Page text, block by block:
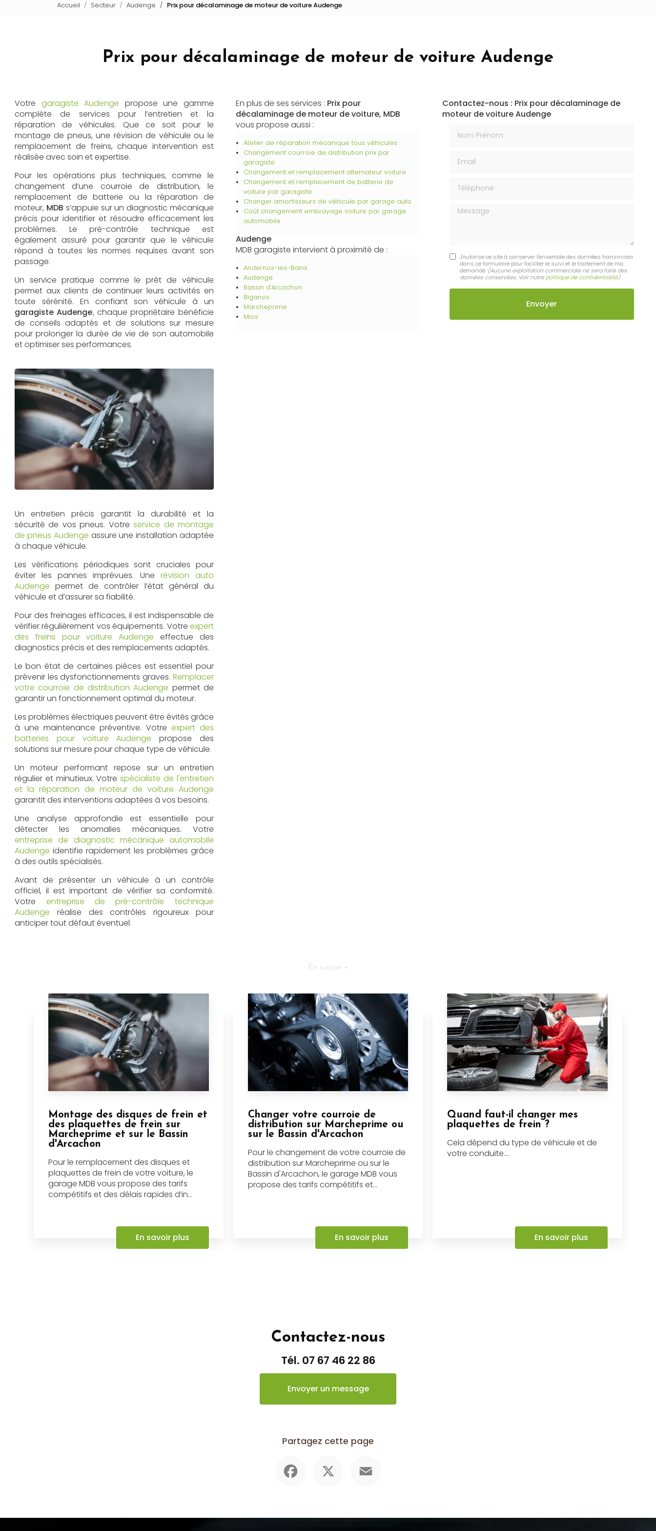
Recharge de climatisation
Accueil Secteur Audenge Prix pour décalaminage de moteur de voiture Audenge
Prix pour décalaminage de moteur de voiture Audenge
Votre garagiste Audenge propose une gamme
complète de services pour l’entretien et la
réparation de véhicules. Que ce soit pour le
montage de pneus, une révision de véhicule ou le
remplacement de freins, chaque intervention est
réalisée avec soin et expertise.
Pour les opérations plus techniques, comme le
changement d’une courroie de distribution, le
remplacement de batterie ou la réparation de
moteur, MDB s’appuie sur un diagnostic mécanique
précis pour identifier et résoudre efficacement les
problèmes. Le pré-contrôle technique est
également assuré pour garantir que le véhicule
répond à toutes les normes requises avant son
passage.
Un service pratique comme le prêt de véhicule
permet aux clients de continuer leurs activités en
toute sérénité. En confiant son véhicule à un
garagiste Audenge, chaque propriétaire bénéficie
de conseils adaptés et de solutions sur mesure
pour prolonger la durée de vie de son automobile
et optimiser ses performances.
Un entretien précis garantit la durabilité et la
sécurité de vos pneus. Votre service de montage
de pneus Audenge assure une installation adaptée
à chaque véhicule.
Les vérifications périodiques sont cruciales pour
éviter les pannes imprévues. Une révision auto
Audenge permet de contrôler l’état général du
véhicule et d’assurer sa fiabilité.
Pour des freinages efficaces, il est indispensable de
vérifier régulièrement vos équipements. Votre expert
des freins pour voiture Audenge effectue des
diagnostics précis et des remplacements adaptés.
Le bon état de certaines pièces est essentiel pour
prévenir les dysfonctionnements graves. Remplacer
votre courroie de distribution Audenge permet de
garantir un fonctionnement optimal du moteur.
Les problèmes électriques peuvent être évités grâce
à une maintenance préventive. Votre expert des
batteries pour voiture Audenge propose des
solutions sur mesure pour chaque type de véhicule.
Un moteur performant repose sur un entretien
régulier et minutieux. Votrespécialiste de l'entretien
et la réparation de moteur de voiture Audenge
garantit des interventions adaptées à vos besoins.
Une analyse approfondie est essentielle pour
détecter les anomalies mécaniques. Votre
entreprise de diagnostic mécanique automobile
Audenge identifie rapidement les problèmes grâce
à des outils spécialisés.
Avant de présenter un véhicule à un contrôle
officiel, il est important de vérifier sa conformité.
Votre entreprise de pré-contrôle technique
Audenge réalise des contrôles rigoureux pour
anticiper tout défaut éventuel.
En plus de ses services : Prix pour
décalaminage de moteur de voiture, MDB
vous propose aussi :
Atelier de réparation mécanique tous véhicules
Changement courroie de distribution prix par
garagiste
Changement et remplacement alternateur voiture
Changement et remplacement de batterie de
voiture par garagiste
Changer amortisseurs de véhicule par garage auto
Coût changement embrayage voiture par garage
automobile
Audenge
MDB garagiste intervient à proximité de :
Andernos-les-Bains
Audenge
Bassin d'Arcachon
Biganos
Marcheprime
Mios
Contactez-nous : Prix pour décalaminage de
moteur de voiture Audenge
Message
J'autorise ce site à conserver l'ensemble des données transmises
dans ce formulaire pour faciliter le suivi et le traitement de ma
demande. (Aucune exploitation commerciale ne sera faite des
données conservées. Voir notre politique de confidentialité)
En savoir +
Montage des disques de frein et
des plaquettes de frein sur
Marcheprime et sur le Bassin
d'Arcachon
Pour le remplacement des disques et
plaquettes de frein de votre voiture, le
garage MDB vous propose des tarifs
compétitifs et des délais rapides d’in...
En savoir plus
Changer votre courroie de
distribution sur Marcheprime ou
sur le Bassin d'Arcachon
Pour le changement de votre courroie de
distribution sur Marcheprime ou sur le
Bassin d'Arcachon, le garage MDB vous
propose des tarifs compétitifs et...
En savoir plus
Quand faut-il changer mes
plaquettes de frein ?
Cela dépend du type de véhicule et de
votre conduite....
En savoir plus
Contactez-nous
Tél. 07 67 46 22 86
Envoyer un message
Partagez cette page